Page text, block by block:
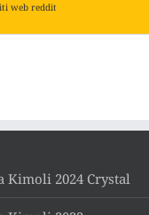
web reddit
Kimoli 2024 Crystal